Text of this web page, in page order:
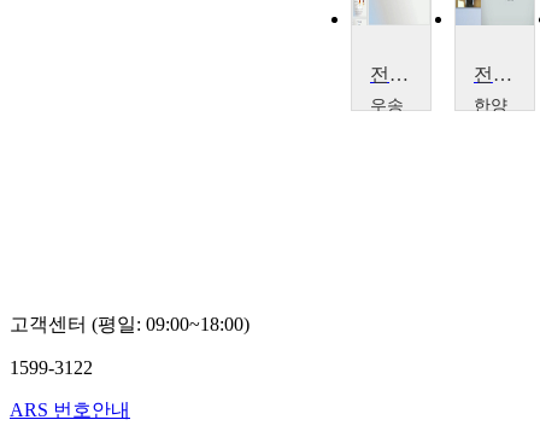
전기공학 및 회로분석 소개
우송
전기공학
한양
고객센터 (평일: 09:00~18:00)
1599-3122
ARS 번호안내